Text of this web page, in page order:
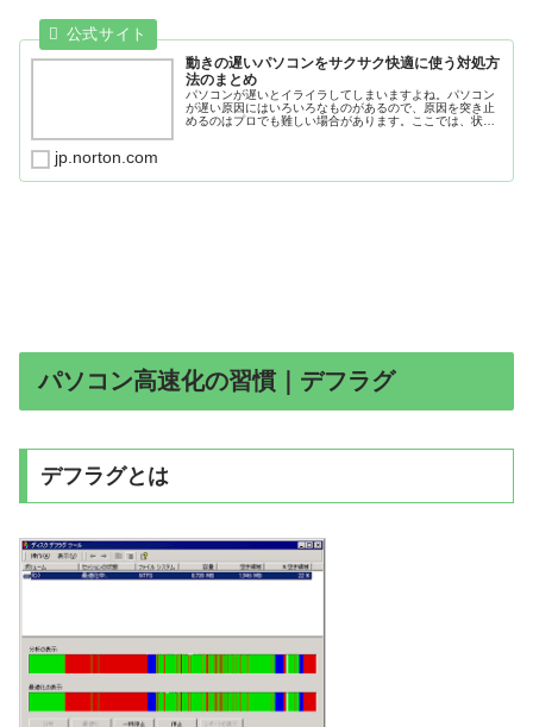
動きの遅いパソコンをサクサク快適に使う対処方
法のまとめ
パソコンが遅いとイライラしてしまいますよね。パソコン
が遅い原因にはいろいろなものがあるので、原因を突き止
めるのはプロでも難しい場合があります。ここでは、状況
jp.norton.com
パソコン高速化の習慣｜デフラグ
デフラグとは